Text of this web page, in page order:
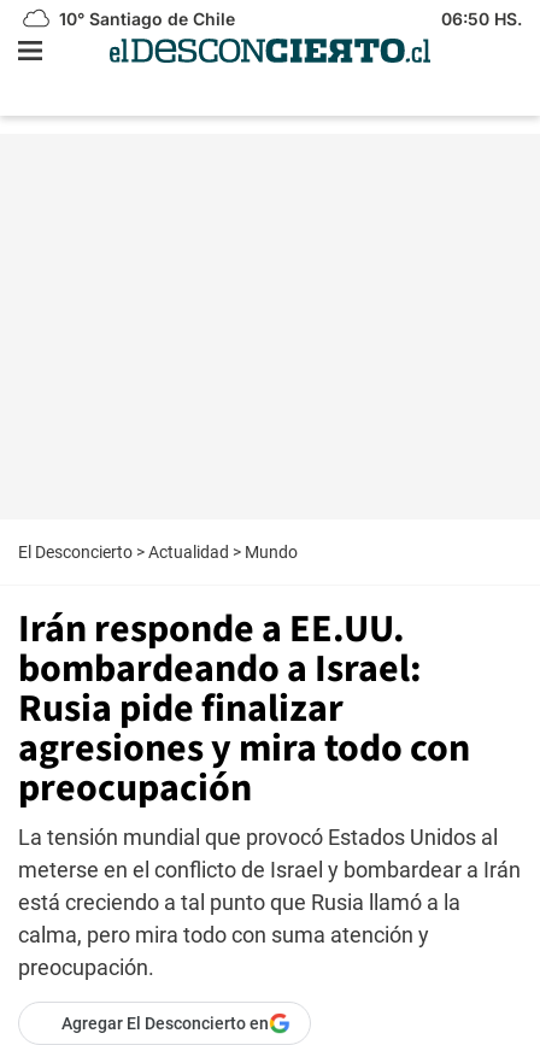
10° Santiago de Chile 06:50 HS.
El Desconcierto >Actualidad > Mundo
Irán responde a EE.UU.
bombardeando a Israel:
Rusia pide finalizar
agresiones y mira todo con
preocupación
La tensión mundial que provocó Estados Unidos al
meterse en el conflicto de Israel y bombardear a Irán
está creciendo a tal punto que Rusia llamó a la
calma, pero mira todo con suma atención y
preocupación.
Agregar El Desconcierto en